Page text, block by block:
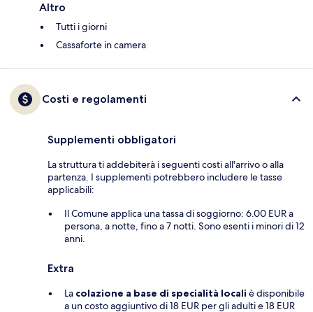
Altro
Tutti i giorni
Cassaforte in camera
Costi e regolamenti
Supplementi obbligatori
La struttura ti addebiterà i seguenti costi all'arrivo o alla
partenza. I supplementi potrebbero includere le tasse
applicabili:
Il Comune applica una tassa di soggiorno: 6.00 EUR a
persona, a notte, fino a 7 notti. Sono esenti i minori di 12
anni.
Extra
La colazione a base di specialità locali è disponibile
a un costo aggiuntivo di 18 EUR per gli adulti e 18 EUR